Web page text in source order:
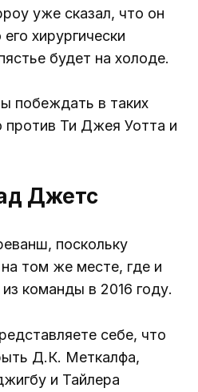
уже сказал, что он
хирургически
будет на холоде.
побеждать в таких
против Ти Джея Уотта и
Джетс
поскольку
том же месте, где и
команды в 2016 году.
себе, что
Д.К. Меткалфа,
и Тайлера